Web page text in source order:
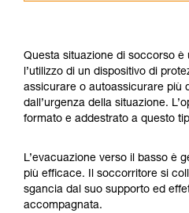
informazioni
capire queste ulteriori
La padronanza di
formazione ed un
Verificate con un
sicurezza, prima di
Forniamo esempi di
attività. Ne possono
vengono qui descritte.
Questa situazione di soccorso
l’utilizzo di un dispositivo di
assicurare o autoassicurare più
dall’urgenza della situazione.
formato e addestrato a questo
L’evacuazione verso il basso è
più efficace. Il soccorritore si
sgancia dal suo supporto ed
accompagnata.